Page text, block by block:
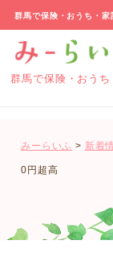
群馬で保険・おうち・
群馬で保険・おう
みーらいふ > 新着
0円超高